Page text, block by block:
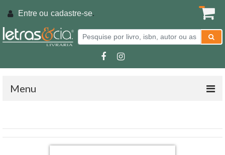
Entre ou cadastre-se.
Menu